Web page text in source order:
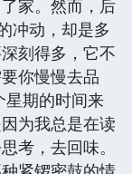
家。然而，后
冲动，却是多
刻得多，它不
你慢慢去品
星期的时间来
为我总是在读
考，去回味。